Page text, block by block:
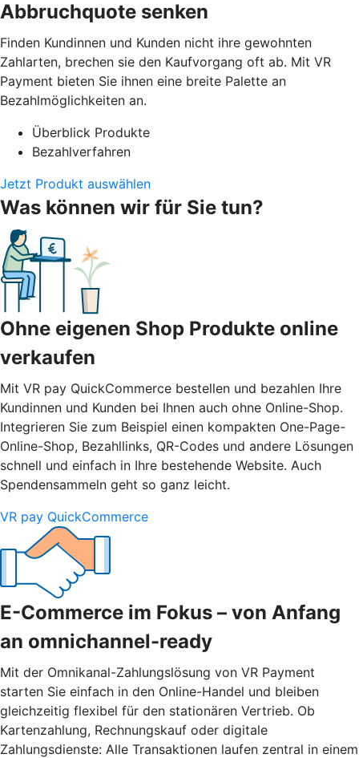
Abbruchquote senken
Finden Kundinnen und Kunden nicht ihre gewohnten
Zahlarten, brechen sie den Kaufvorgang oft ab. Mit VR
Payment bieten Sie ihnen eine breite Palette an
Bezahlmöglichkeiten an.
Überblick Produkte
Bezahlverfahren
Jetzt Produkt auswählen
Was können wir für Sie tun?
Ohne eigenen Shop Produkte online
verkaufen
Mit VR pay QuickCommerce bestellen und bezahlen Ihre
Kundinnen und Kunden bei Ihnen auch ohne Online-Shop.
Integrieren Sie zum Beispiel einen kompakten One-Page-
Online-Shop, Bezahllinks, QR-Codes und andere Lösungen
schnell und einfach in Ihre bestehende Website. Auch
Spendensammeln geht so ganz leicht.
VR pay QuickCommerce
E-Commerce im Fokus – von Anfang
an omnichannel-ready
Mit der Omnikanal-Zahlungslösung von VR Payment
starten Sie einfach in den Online-Handel und bleiben
gleichzeitig flexibel für den stationären Vertrieb. Ob
Kartenzahlung, Rechnungskauf oder digitale
Zahlungsdienste: Alle Transaktionen laufen zentral in einem